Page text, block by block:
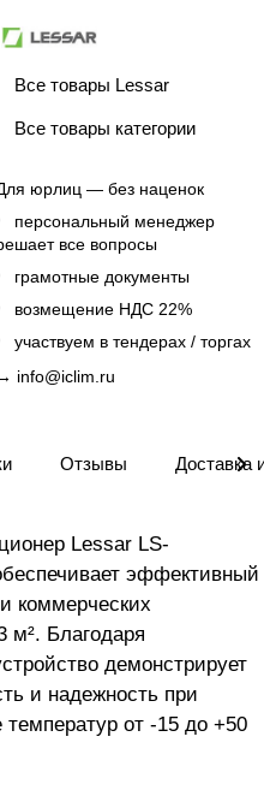
Все товары Lessar
Все товары категории
юрлиц — без наценок
персональный менеджер
все вопросы
грамотные документы
возмещение НДС 22%
участвуем в тендерах / торгах
info@iclim.ru
Отзывы Доставка
Lessar LS-
эффективный
коммерческих
Благодаря
демонстрирует
и надежность при
от -15 до +50